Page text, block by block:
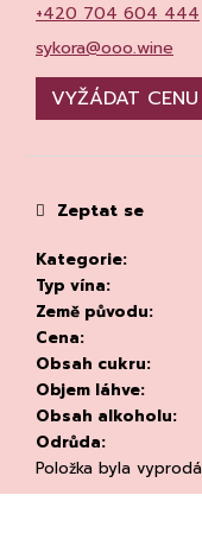
+420 704 604 444
sykora@ooo.wine
VYŽÁDAT CENU
Kategorie:
Typ vína:
Země původu:
Cena:
Obsah cukru:
Objem láhve:
Obsah alkoholu:
Odrůda:
Položka byla
Zeptat se
č
u
m
e
DEGUSTACE
DOMAINE
'ALZIPRATU
22.7.2026
500
Kč